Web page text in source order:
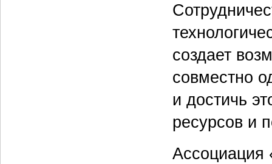
создает
совместно
и достичь
ресурсов и
Ассоциация